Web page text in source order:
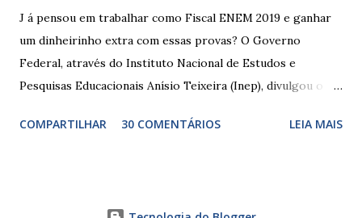
J á pensou em trabalhar como Fiscal ENEM 2019 e ganhar
um dinheirinho extra com essas provas? O Governo
Federal, através do Instituto Nacional de Estudos e
Pesquisas Educacionais Anísio Teixeira (Inep), divulgou o
Enem 2019. O Exame Nacional do Ensino Médio ou ENEM é
COMPARTILHAR 30 COMENTÁRIOS LEIA MAIS